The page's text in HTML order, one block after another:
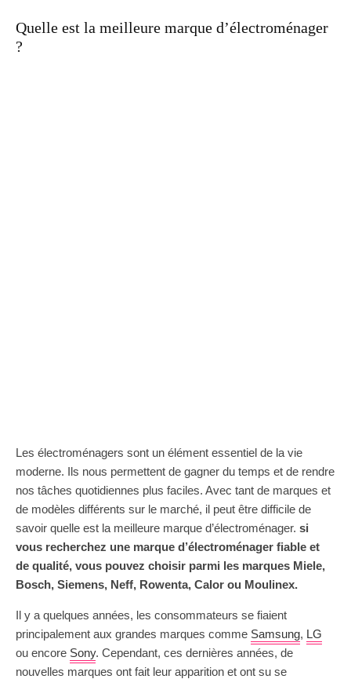
Quelle est la meilleure marque d’électroménager
?
Les électroménagers sont un élément essentiel de la vie
moderne. Ils nous permettent de gagner du temps et de rendre
nos tâches quotidiennes plus faciles. Avec tant de marques et
de modèles différents sur le marché, il peut être difficile de
savoir quelle est la meilleure marque d’électroménager. si
vous recherchez une marque d’électroménager fiable et
de qualité, vous pouvez choisir parmi les marques Miele,
Bosch, Siemens, Neff, Rowenta, Calor ou Moulinex.
Il y a quelques années, les consommateurs se fiaient
principalement aux grandes marques comme Samsung, LG
ou encore Sony. Cependant, ces dernières années, de
nouvelles marques ont fait leur apparition et ont su se